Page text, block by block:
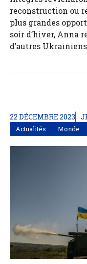
reconstruction ou
plus grandes
soir d’hiver, Anna
d’autres
22 DÉCEMBRE 2023
Actualités Monde